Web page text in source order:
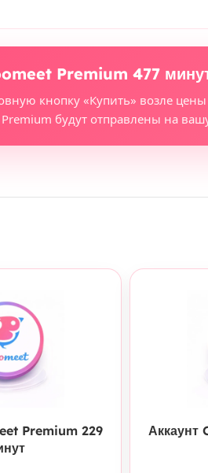
Premium 477
кнопку «Купить» возле
Premium будут отправлены на
КУПИТЬ
Premium 229
Аккаунт